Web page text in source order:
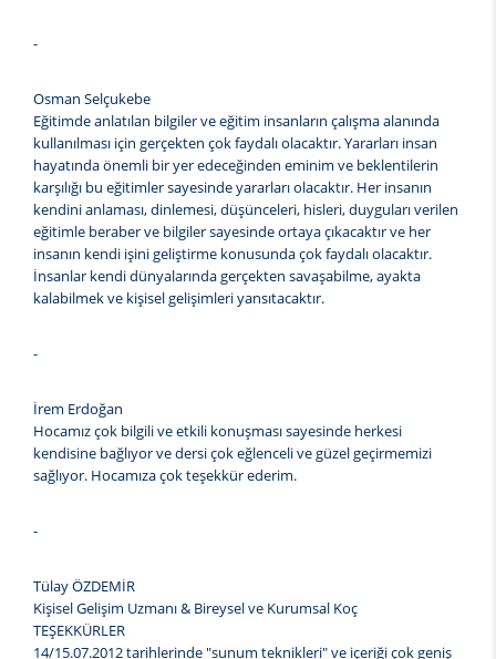
-
Osman Selçukebe
Eğitimde anlatılan bilgiler ve eğitim insanların çalışma alanında
kullanılması için gerçekten çok faydalı olacaktır. Yararları insan
hayatında önemli bir yer edeceğinden eminim ve beklentilerin
karşılığı bu eğitimler sayesinde yararları olacaktır. Her insanın
kendini anlaması, dinlemesi, düşünceleri, hisleri, duyguları verilen
eğitimle beraber ve bilgiler sayesinde ortaya çıkacaktır ve her
insanın kendi işini geliştirme konusunda çok faydalı olacaktır.
İnsanlar kendi dünyalarında gerçekten savaşabilme, ayakta
kalabilmek ve kişisel gelişimleri yansıtacaktır.
-
İrem Erdoğan
Hocamız çok bilgili ve etkili konuşması sayesinde herkesi
kendisine bağlıyor ve dersi çok eğlenceli ve güzel geçirmemizi
sağlıyor. Hocamıza çok teşekkür ederim.
-
Tülay ÖZDEMİR
Kişisel Gelişim Uzmanı & Bireysel ve Kurumsal Koç
TEŞEKKÜRLER
14/15.07.2012 tarihlerinde "sunum teknikleri" ve içeriği çok geniş